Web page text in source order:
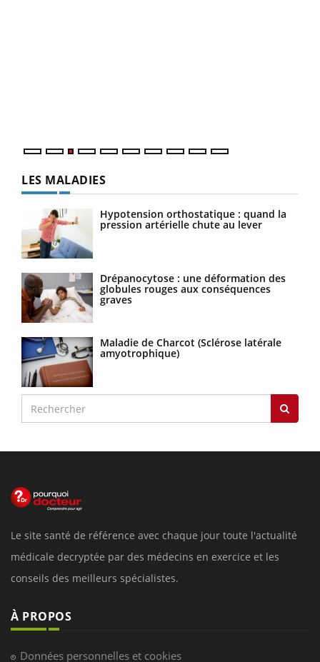
LES MALADIES
Hypotension orthostatique : quand la
pression artérielle chute au lever
Drépanocytose : une déformation des
globules rouges aux conséquences
graves
Maladie de Charcot (Sclérose latérale
amyotrophique)
Le site santé de référence avec chaque jour toute l'actualité
médicale decryptée par des médecins en exercice et les
conseils des meilleurs spécialistes.
À PROPOS
Données personnelles et cookies